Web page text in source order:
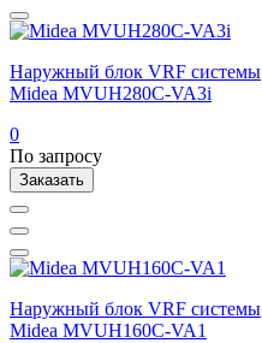
Наружный блок VRF системы
Midea MVUH280C-VA3i
0
По запросу
Заказать
Наружный блок VRF системы
Midea MVUH160C-VA1